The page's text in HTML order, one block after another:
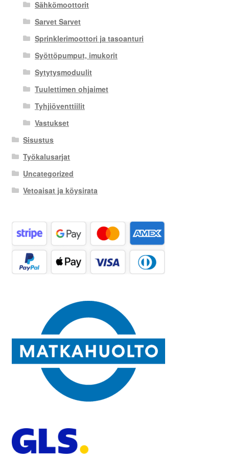
Sähkömoottorit
Sarvet Sarvet
Sprinklerimoottori ja tasoanturi
Syöttöpumput, imukorit
Sytytysmoduulit
Tuulettimen ohjaimet
Tyhjiöventtiilit
Vastukset
Sisustus
Työkalusarjat
Uncategorized
Vetoaisat ja köysirata